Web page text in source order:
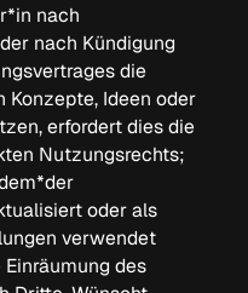
nach
nach Kündigung
die
Ideen oder
erfordert dies die
Nutzungsrechts;
oder als
verwendet
des